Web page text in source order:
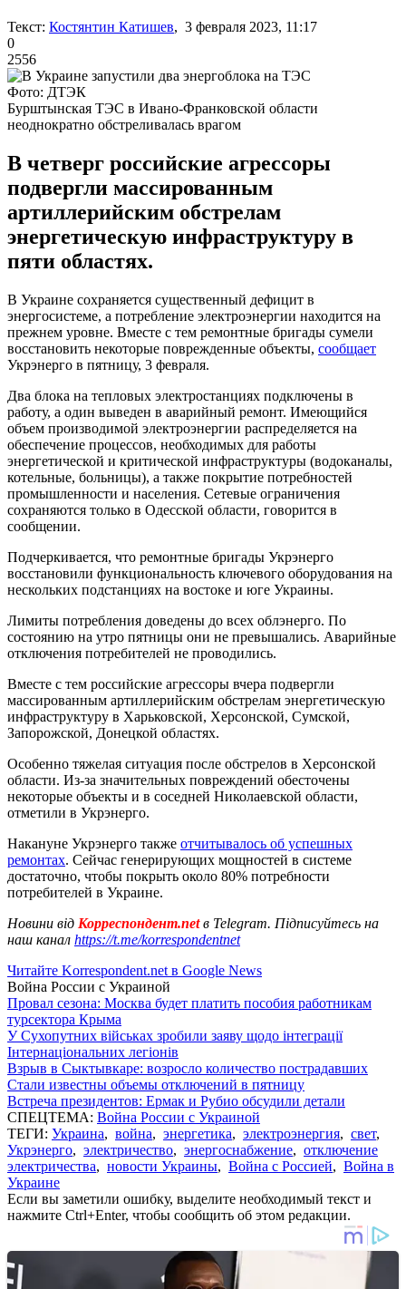
Текст: Костянтин Катишев, 3 февраля 2023, 11:17
0
2556
Фото: ДТЭК
Бурштынская ТЭС в Ивано-Франковской области
неоднократно обстреливалась врагом
В четверг российские агрессоры
подвергли массированным
артиллерийским обстрелам
энергетическую инфраструктуру в
пяти областях.
В Украине сохраняется существенный дефицит в
энергосистеме, а потребление электроэнергии находится на
прежнем уровне. Вместе с тем ремонтные бригады сумели
восстановить некоторые поврежденные объекты, сообщает
Укрэнерго в пятницу, 3 февраля.
Два блока на тепловых электростанциях подключены в
работу, а один выведен в аварийный ремонт. Имеющийся
объем производимой электроэнергии распределяется на
обеспечение процессов, необходимых для работы
энергетической и критической инфраструктуры (водоканалы,
котельные, больницы), а также покрытие потребностей
промышленности и населения. Сетевые ограничения
сохраняются только в Одесской области, говорится в
сообщении.
Подчеркивается, что ремонтные бригады Укрэнерго
восстановили функциональность ключевого оборудования на
нескольких подстанциях на востоке и юге Украины.
Лимиты потребления доведены до всех облэнерго. По
состоянию на утро пятницы они не превышались. Аварийные
отключения потребителей не проводились.
Вместе с тем российские агрессоры вчера подвергли
массированным артиллерийским обстрелам энергетическую
инфраструктуру в Харьковской, Херсонской, Сумской,
Запорожской, Донецкой областях.
Особенно тяжелая ситуация после обстрелов в Херсонской
области. Из-за значительных повреждений обесточены
некоторые объекты и в соседней Николаевской области,
отметили в Укрэнерго.
Накануне Укрэнерго также отчитывалось об успешных
ремонтах. Сейчас генерирующих мощностей в системе
достаточно, чтобы покрыть около 80% потребности
потребителей в Украине.
Новини від Корреспондент.netв Telegram. Підписуйтесь на
наш канал https://t.me/korrespondentnet
Читайте Korrespondent.net в Google News
Война России с Украиной
Провал сезона: Москва будет платить пособия работникам
турсектора Крыма
У Сухопутних військах зробили заяву щодо інтеграції
Інтернаціональних легіонів
Взрыв в Сыктывкаре: возросло количество пострадавших
Стали известны объемы отключений в пятницу
Встреча президентов: Ермак и Рубио обсудили детали
СПЕЦТЕМА: Война России с Украиной
ТЕГИ: Украина, война, энергетика, электроэнергия, свет,
Укрэнерго, электричество, энергоснабжение, отключение
электричества, новости Украины, Война с Россией, Война в
Украине
Если вы заметили ошибку, выделите необходимый текст и
нажмите Ctrl+Enter, чтобы сообщить об этом редакции.